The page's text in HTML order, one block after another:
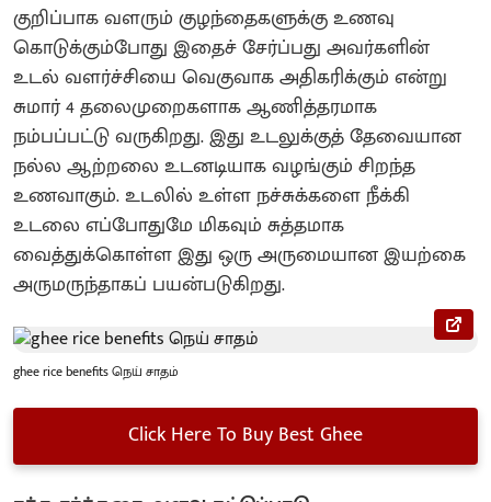
குறிப்பாக வளரும் குழந்தைகளுக்கு உணவு
கொடுக்கும்போது இதைச் சேர்ப்பது அவர்களின்
உடல் வளர்ச்சியை வெகுவாக அதிகரிக்கும் என்று
சுமார் 4 தலைமுறைகளாக ஆணித்தரமாக
நம்பப்பட்டு வருகிறது. இது உடலுக்குத் தேவையான
நல்ல ஆற்றலை உடனடியாக வழங்கும் சிறந்த
உணவாகும். உடலில் உள்ள நச்சுக்களை நீக்கி
உடலை எப்போதுமே மிகவும் சுத்தமாக
வைத்துக்கொள்ள இது ஒரு அருமையான இயற்கை
அருமருந்தாகப் பயன்படுகிறது.
ghee rice benefits நெய் சாதம்
Click Here To Buy Best Ghee